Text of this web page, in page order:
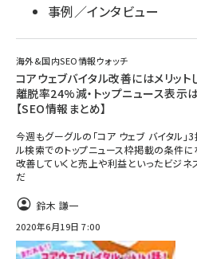
事例／インタビュー
海外&国内SEO情報ウォッチ
コアウェブバイタル改善にはメリット
離脱率24%減・トップニュース表示
【SEO情報まとめ】
今週もグーグルの「コア ウェブ バイタル
ル検索でのトップニュース枠掲載の条件
改善していくと売上や利益といったビジ
だ
鈴木 謙一
2020年6月19日 7:00